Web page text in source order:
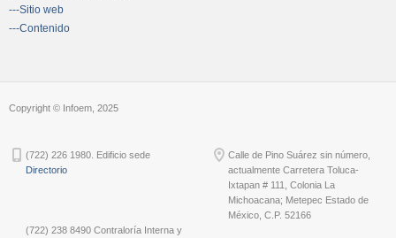
---Sitio web
---Contenido
Copyright © Infoem, 2025
(722) 226 1980. Edificio sede
Directorio
(722) 238 8490 Contraloría Interna y
Calle de Pino Suárez sin número,
actualmente Carretera Toluca-
Ixtapan # 111, Colonia La
Michoacana; Metepec Estado de
México, C.P. 52166